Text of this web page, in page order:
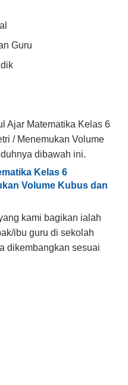
Guru
Ajar Matematika Kelas 6
/ Menemukan Volume
dibawah ini.
Kelas 6
Volume Kubus dan
kami bagikan ialah
ibu guru di sekolah
dikembangkan sesuai